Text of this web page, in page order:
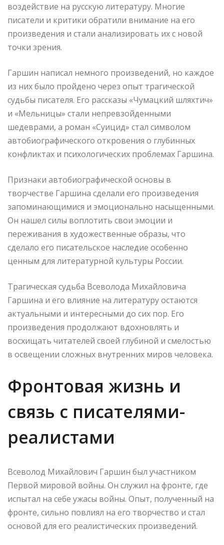
воздействие на русскую литературу. Многие
писатели и критики обратили внимание на его
произведения и стали анализировать их с новой
точки зрения.
Гаршин написал немного произведений, но каждое
из них было пройдено через опыт трагической
судьбы писателя. Его рассказы «Чумацкий шляхтич»
и «Мельницы» стали непревзойденными
шедеврами, а роман «Суицид» стал символом
автобиографического откровения о глубинных
конфликтах и психологических проблемах Гаршина.
Признаки автобиографической основы в
творчестве Гаршина сделали его произведения
запоминающимися и эмоционально насыщенными.
Он нашел силы воплотить свои эмоции и
переживания в художественные образы, что
сделало его писательское наследие особенно
ценным для литературной культуры России.
Трагическая судьба Всеволода Михайловича
Гаршина и его влияние на литературу остаются
актуальными и интересными до сих пор. Его
произведения продолжают вдохновлять и
восхищать читателей своей глубиной и смелостью
в освещении сложных внутренних миров человека.
Фронтовая жизнь и
связь с писателями-
реалистами
Всеволод Михайлович Гаршин был участником
Первой мировой войны. Он служил на фронте, где
испытал на себе ужасы войны. Опыт, полученный на
фронте, сильно повлиял на его творчество и стал
основой для его реалистических произведений.